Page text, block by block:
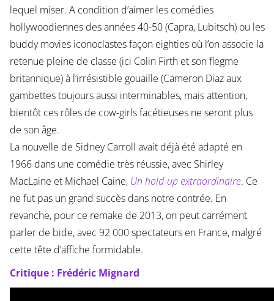
lequel miser. A condition d’aimer les comédies
hollywoodiennes des années 40-50 (Capra, Lubitsch) ou les
buddy movies iconoclastes façon eighties où l’on associe la
retenue pleine de classe (ici Colin Firth et son flegme
britannique) à l’irrésistible gouaille (Cameron Diaz aux
gambettes toujours aussi interminables, mais attention,
bientôt ces rôles de cow-girls facétieuses ne seront plus
de son âge.
La nouvelle de Sidney Carroll avait déjà été adapté en
1966 dans une comédie très réussie, avec Shirley
MacLaine et Michael Caine, Un hold-up extraordinaire. Ce
ne fut pas un grand succès dans notre contrée. En
revanche, pour ce remake de 2013, on peut carrément
parler de bide, avec 92 000 spectateurs en France, malgré
cette tête d’affiche formidable.
Critique : Frédéric Mignard